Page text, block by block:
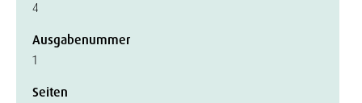
4
Ausgabenummer
1
Seiten